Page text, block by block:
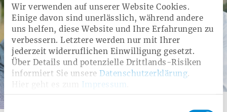
Wir verwenden auf unserer Website Cookies.
Einige davon sind unerlässlich, während andere
uns helfen, diese Website und Ihre Erfahrungen zu
verbessern. Letztere werden nur mit Ihrer
jederzeit widerruflichen Einwilligung gesetzt.
Über Details und potenzielle Drittlands-Risiken
informiert Sie unsere Datenschutzerklärung.
Impressum
Einwilligungsauswahl